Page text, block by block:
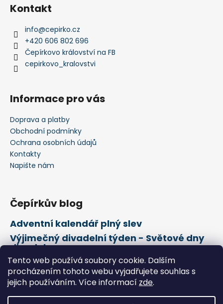
Tento web používá soubory cookie. Dalším
procházením tohoto webu vyjadřujete souhlas s
jejich používáním. Více informací zde.
Kontakt
info@cepirko.cz
+420 606 802 696
Čepírkovo království na FB
cepirkovo_kralovstvi
Informace pro vás
Doprava a platby
Obchodní podmínky
Ochrana osobních údajů
Kontakty
Napište nám
Čepírkův blog
Adventní kalendář plný slev
Výjimečný divadelní týden - Světové dny
divadel
21. února Mezinárodní den mateřského
jazyka
Vytvořil Shoptet